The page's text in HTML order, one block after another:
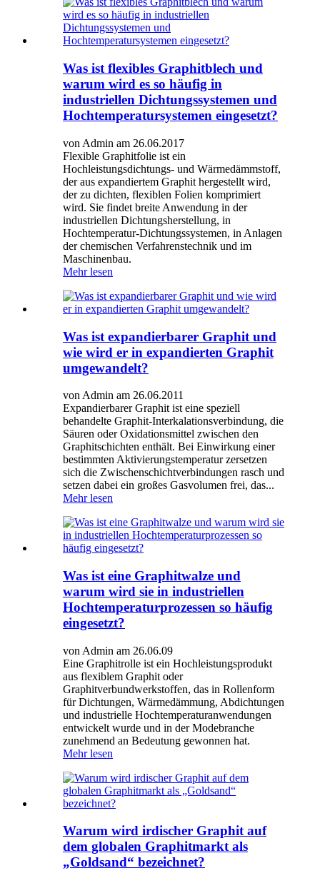
Was ist flexibles Graphitblech und
warum wird es so häufig in
industriellen Dichtungssystemen und
Hochtemperatursystemen eingesetzt?
von Admin am 26.06.2017
Flexible Graphitfolie ist ein
Hochleistungsdichtungs- und Wärmedämmstoff,
der aus expandiertem Graphit hergestellt wird,
der zu dichten, flexiblen Folien komprimiert
wird. Sie findet breite Anwendung in der
industriellen Dichtungsherstellung, in
Hochtemperatur-Dichtungssystemen, in Anlagen
der chemischen Verfahrenstechnik und im
Maschinenbau.
Mehr lesen
Was ist expandierbarer Graphit und
wie wird er in expandierten Graphit
umgewandelt?
von Admin am 26.06.2011
Expandierbarer Graphit ist eine speziell
behandelte Graphit-Interkalationsverbindung, die
Säuren oder Oxidationsmittel zwischen den
Graphitschichten enthält. Bei Einwirkung einer
bestimmten Aktivierungstemperatur zersetzen
sich die Zwischenschichtverbindungen rasch und
setzen dabei ein großes Gasvolumen frei, das...
Mehr lesen
Was ist eine Graphitwalze und
warum wird sie in industriellen
Hochtemperaturprozessen so häufig
eingesetzt?
von Admin am 26.06.09
Eine Graphitrolle ist ein Hochleistungsprodukt
aus flexiblem Graphit oder
Graphitverbundwerkstoffen, das in Rollenform
für Dichtungen, Wärmedämmung, Abdichtungen
und industrielle Hochtemperaturanwendungen
entwickelt wurde und in der Modebranche
zunehmend an Bedeutung gewonnen hat.
Mehr lesen
Warum wird irdischer Graphit auf
dem globalen Graphitmarkt als
„Goldsand“ bezeichnet?